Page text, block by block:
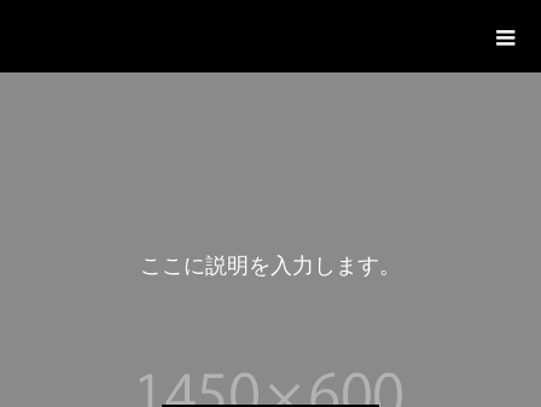
こ こ に説明 を 入 力 し ま す。